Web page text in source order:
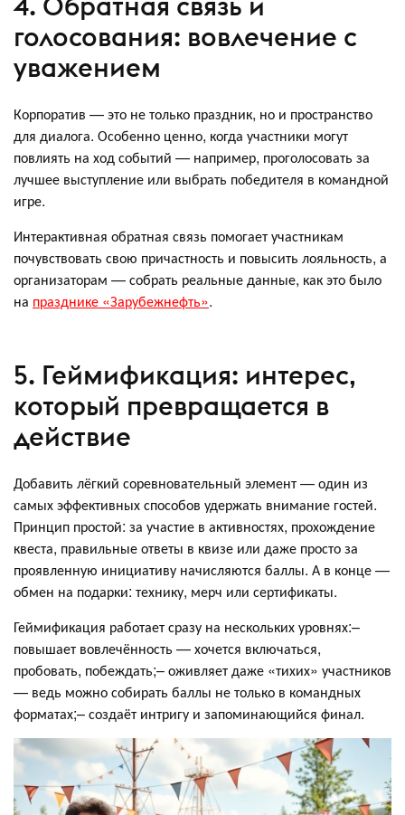
голосования: вовлечение с
уважением
Корпоратив — это не только праздник, но и пространство
для диалога. Особенно ценно, когда участники могут
повлиять на ход событий — например, проголосовать за
лучшее выступление или выбрать победителя в командной
игре.
Интерактивная обратная связь помогает участникам
почувствовать свою причастность и повысить лояльность, а
организаторам — собрать реальные данные, как это было
на празднике «Зарубежнефть».
5. Геймификация: интерес,
который превращается в
действие
Добавить лёгкий соревновательный элемент — один из
самых эффективных способов удержать внимание гостей.
Принцип простой: за участие в активностях, прохождение
квеста, правильные ответы в квизе или даже просто за
проявленную инициативу начисляются баллы. А в конце —
обмен на подарки: технику, мерч или сертификаты.
Геймификация работает сразу на нескольких уровнях:–
повышает вовлечённость — хочется включаться,
пробовать, побеждать;– оживляет даже «тихих» участников
— ведь можно собирать баллы не только в командных
форматах;– создаёт интригу и запоминающийся финал.